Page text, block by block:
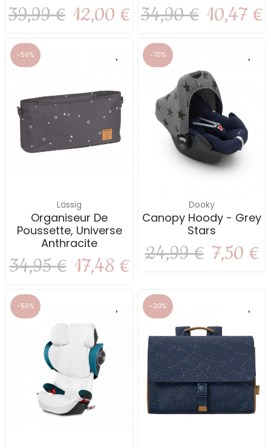
39,99 € 12,00 € 34,90 € 10,47 €
-50%
Lässig
Organiseur De
Poussette, Universe
Anthracite
34,95 € 17,48 €
-70%
Dooky
Canopy Hoody - Grey
Stars
24,99 € 7,50 €
-50% -30%